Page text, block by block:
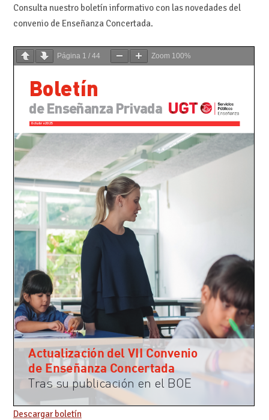
Consulta nuestro boletín informativo con las novedades del
convenio de Enseñanza Concertada.
Página 1 / 44 Zoom 100%
Descargar boletín